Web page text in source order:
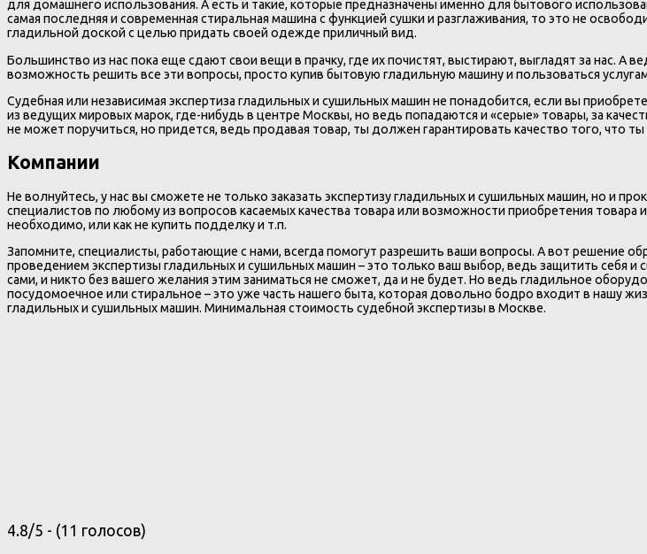
для домашнего использования. А есть и такие, которые предназначены именно для бытового
самая последняя и современная стиральная машина с функцией сушки и разглаживания, то это не
гладильной доской с целью придать своей одежде приличный вид.
Большинство из нас пока еще сдают свои вещи в прачку, где их почистят, выстирают, выгладят за нас. А
возможность решить все эти вопросы, просто купив бытовую гладильную машину и пользоваться
Судебная или независимая экспертиза гладильных и сушильных машин не понадобится, если вы
из ведущих мировых марок, где-нибудь в центре Москвы, но ведь попадаются и «серые» товары, за
не может поручиться, но придется, ведь продавая товар, ты должен гарантировать качество того, что
Компании
Не волнуйтесь, у нас вы сможете не только заказать экспертизу гладильных и сушильных машин, но и
специалистов по любому из вопросов касаемых качества товара или возможности приобретения товара
необходимо, или как не купить подделку и т.п.
Запомните, специалисты, работающие с нами, всегда помогут разрешить ваши вопросы. А вот решение
проведением экспертизы гладильных и сушильных машин – это только ваш выбор, ведь защитить себя и
сами, и никто без вашего желания этим заниматься не сможет, да и не будет. Но ведь гладильное
посудомоечное или стиральное – это уже часть нашего быта, которая довольно бодро входит в нашу
гладильных и сушильных машин. Минимальная стоимость судебной экспертизы в Москве.
4.8/5 - (11 голосов)